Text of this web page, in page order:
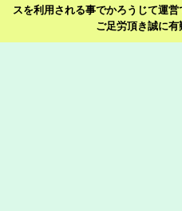
スを利用される事でかろうじて運
ご足労頂き誠に有